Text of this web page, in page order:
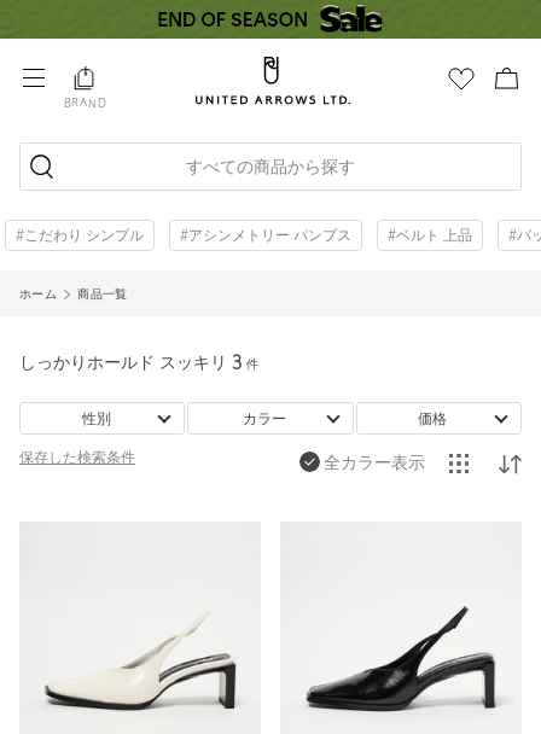
BRAND
すべての商品から探す
#こだわり シンプル #アシンメトリー パンプス #ベルト 上品 #バ
ホーム 商品一覧
しっかりホールド スッキリ 3 件
性別 カラー 価格
保存した検索条件 全カラー表示